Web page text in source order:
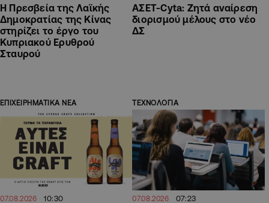
Η Πρεσβεία της Λαϊκής
Δημοκρατίας της Κίνας
στηρίζει το έργο του
Κυπριακού Ερυθρού
Σταυρού
ΑΣΕΤ-Cyta: Ζητά αναίρεση
διορισμού μέλους στο νέο
ΔΣ
ΕΠΙΧΕΙΡΗΜΑΤΙΚΑ ΝΕΑ
07.08.2026 10:30
ΤΕΧΝΟΛΟΓΙΑ
07.08.2026 07:23